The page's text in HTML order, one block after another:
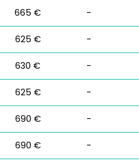
665 € -
625 € -
630 € -
625 € -
690 € -
690 € -